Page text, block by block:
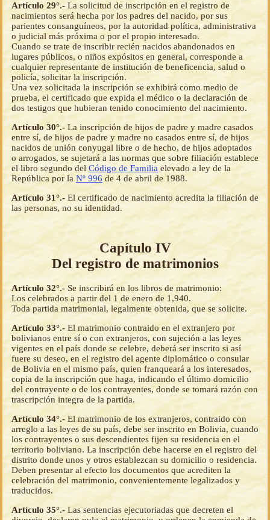
Artículo 29°.- La solicitud de inscripción en el registro de
nacimientos será hecha por los padres del nacido, por sus
parientes consanguíneos, por la autoridad política, administrativa
o judicial más próxima o por el propio interesado.
Cuando se trate de inscribir recién nacidos abandonados en
lugares públicos, o niños expósitos en general, corresponde a
cualquier representante de institución de beneficencia, salud o
policía, solicitar la inscripción.
Una vez solicitada la inscripción se exhibirá como medio de
prueba, el certificado que expida el médico o la declaración de
dos testigos que hubieran tenido conocimiento del nacimiento.
Artículo 30°.- La inscripción de hijos de padre y madre casados
entre sí, de hijos de padre y madre no casados entre sí, de hijos
nacidos de unión conyugal libre o de hecho, de hijos adoptados
o arrogados, se sujetará a las normas que sobre filiación establece
el libro segundo del Código de Familia elevado a ley de la
República por la Nº 996 de 4 de abril de 1988.
Artículo 31°.- El certificado de nacimiento acredita la filiación de
las personas, no su identidad.
Capítulo IV
Del registro de matrimonios
Artículo 32°.- Se inscribirá en los libros de matrimonio:
Los celebrados a partir del 1 de enero de 1,940.
Toda partida matrimonial, legalmente obtenida, que se solicite.
Artículo 33°.- El matrimonio contraido en el extranjero por
bolivianos entre sí o con extranjeros, con sujeción a las leyes
vigentes en el país donde se celebre, deberá ser inscrito si así
fuere su deseo, en el registro del agente diplomático o consular
de Bolivia en el mismo país, quien franqueará a los interesados,
copia de la inscripción que haga, indicando el último domicilio
del contrayente o de los contrayentes, donde se tomará razón con
trascripción integra de la partida.
Artículo 34°.- El matrimonio de los extranjeros, contraido con
arreglo a las leyes de su país, debe ser inscrito en Bolivia, cuando
los contrayentes o sus descendientes fijen su residencia en el
territorio boliviano. La inscripción debe hacerse en el registro del
distrito donde unos y otros establezcan su domicilio o residencia.
Deben presentar al efecto los documentos que acrediten la
celebración del matrimonio, convenientemente legalizados y
traducidos.
Artículo 35°.- Las sentencias ejecutoriadas que decreten el